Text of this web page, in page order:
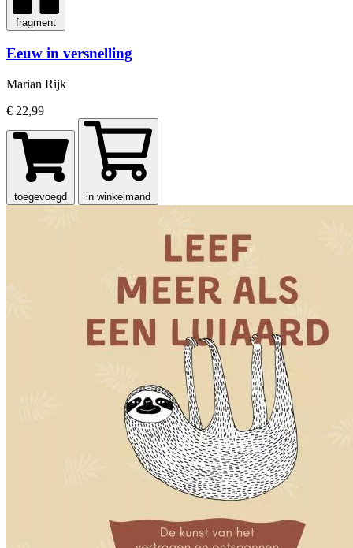
fragment
Eeuw in versnelling
Marian Rijk
€ 22,99
toegevoegd in winkelmand